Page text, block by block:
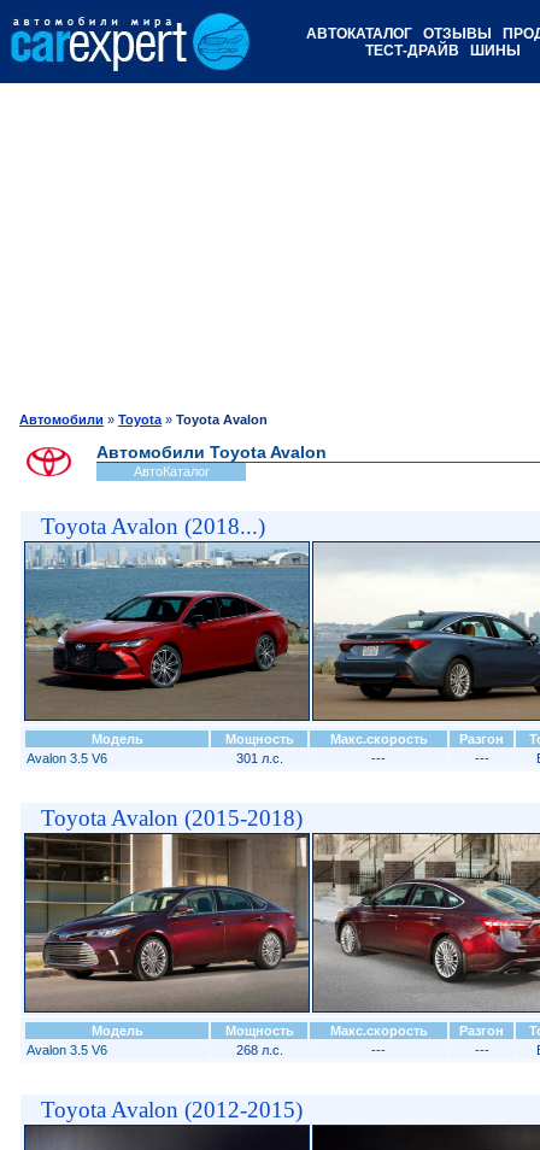
АВТОКАТАЛОГ ОТЗЫВЫ
ТЕСТ-ДРАЙВ
ШИНЫ
Автомобили » Toyota » Toyota Avalon
Автомобили Toyota Avalon
АвтоКаталог
Toyota Avalon (2018...)
Модель Мощность Макс.скорость Разгон
Avalon 3.5 V6
301 л.с. --- ---
Toyota Avalon (2015-2018)
Модель Мощность Макс.скорость Разгон
Avalon 3.5 V6
268 л.с. --- ---
Toyota Avalon (2012-2015)